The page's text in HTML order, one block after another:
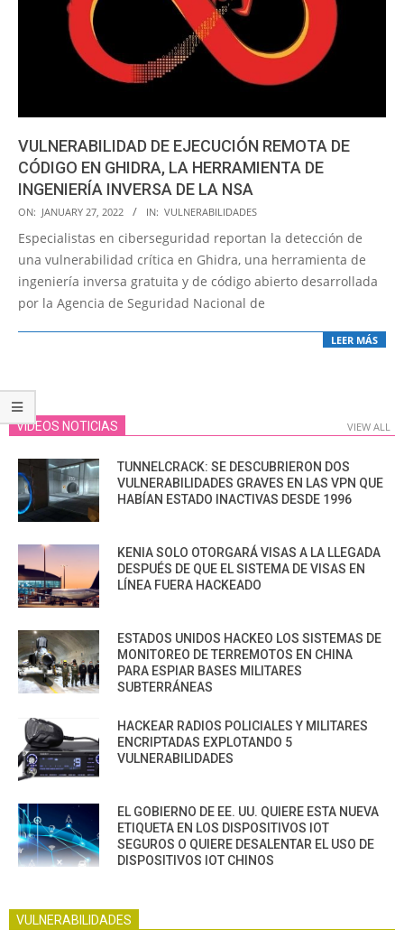
VULNERABILIDAD DE EJECUCIÓN REMOTA DE
CÓDIGO EN GHIDRA, LA HERRAMIENTA DE
INGENIERÍA INVERSA DE LA NSA
2022-
01-
ON: JANUARY 27, 2022 IN: VULNERABILIDADES
Especialistas en ciberseguridad reportan la detección de
una vulnerabilidad crítica en Ghidra, una herramienta de
ingeniería inversa gratuita y de código abierto desarrollada
por la Agencia de Seguridad Nacional de
LEER MÁS
VIDEOS NOTICIAS VIEW ALL
TUNNELCRACK: SE DESCUBRIERON DOS
VULNERABILIDADES GRAVES EN LAS VPN QUE
HABÍAN ESTADO INACTIVAS DESDE 1996
KENIA SOLO OTORGARÁ VISAS A LA LLEGADA
DESPUÉS DE QUE EL SISTEMA DE VISAS EN
LÍNEA FUERA HACKEADO
ESTADOS UNIDOS HACKEO LOS SISTEMAS DE
MONITOREO DE TERREMOTOS EN CHINA
PARA ESPIAR BASES MILITARES
SUBTERRÁNEAS
HACKEAR RADIOS POLICIALES Y MILITARES
ENCRIPTADAS EXPLOTANDO 5
VULNERABILIDADES
EL GOBIERNO DE EE. UU. QUIERE ESTA NUEVA
ETIQUETA EN LOS DISPOSITIVOS IOT
SEGUROS O QUIERE DESALENTAR EL USO DE
DISPOSITIVOS IOT CHINOS
VULNERABILIDADES